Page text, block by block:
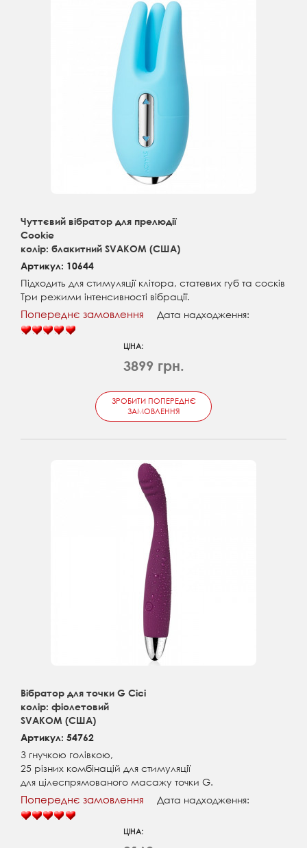
Чуттєвий вібратор для прелюдії
Cookie
колір: блакитний SVAKOM (США)
Артикул: 10644
Підходить для стимуляції клітора, статевих губ та сосків
Три режими інтенсивності вібрації.
Попереднє замовлення Дата надходження:
ЦІНА:
3899 грн.
ЗРОБИТИ ПОПЕРЕДНЄ
ЗАМОВЛЕННЯ
Вібратор для точки G Cici
колір: фіолетовий
SVAKOM (США)
Артикул: 54762
З гнучкою голівкою,
25 різних комбінацій для стимуляції
для цілеспрямованого масажу точки G.
Попереднє замовлення Дата надходження:
ЦІНА: